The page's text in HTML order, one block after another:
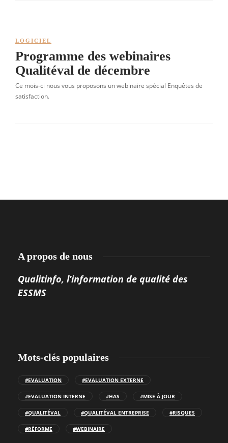
LOGICIEL
Programme des webinaires
Qualitéval de décembre
Ce mois-ci nous vous proposons un webinaire spécial Enquêtes de
satisfaction.
A propos de nous
Qualitinfo, l’information de qualité des
ESSMS
Mots-clés populaires
#EVALUATION #EVALUATION EXTERNE
#EVALUATION INTERNE #HAS #MISE À JOUR
#QUALITÉVAL #QUALITÉVAL ENTREPRISE #RISQUES
#RÉFORME #WEBINAIRE